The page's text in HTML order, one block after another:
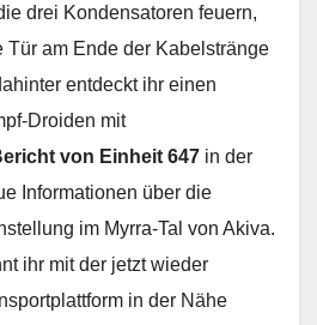
drei Kondensatoren feuern,
Tür am Ende der Kabelstränge
entdeckt ihr einen
Droiden mit
von Einheit 647 in der
Informationen über die
im Myrra-Tal von Akiva.
ihr mit der jetzt wieder
in der Nähe